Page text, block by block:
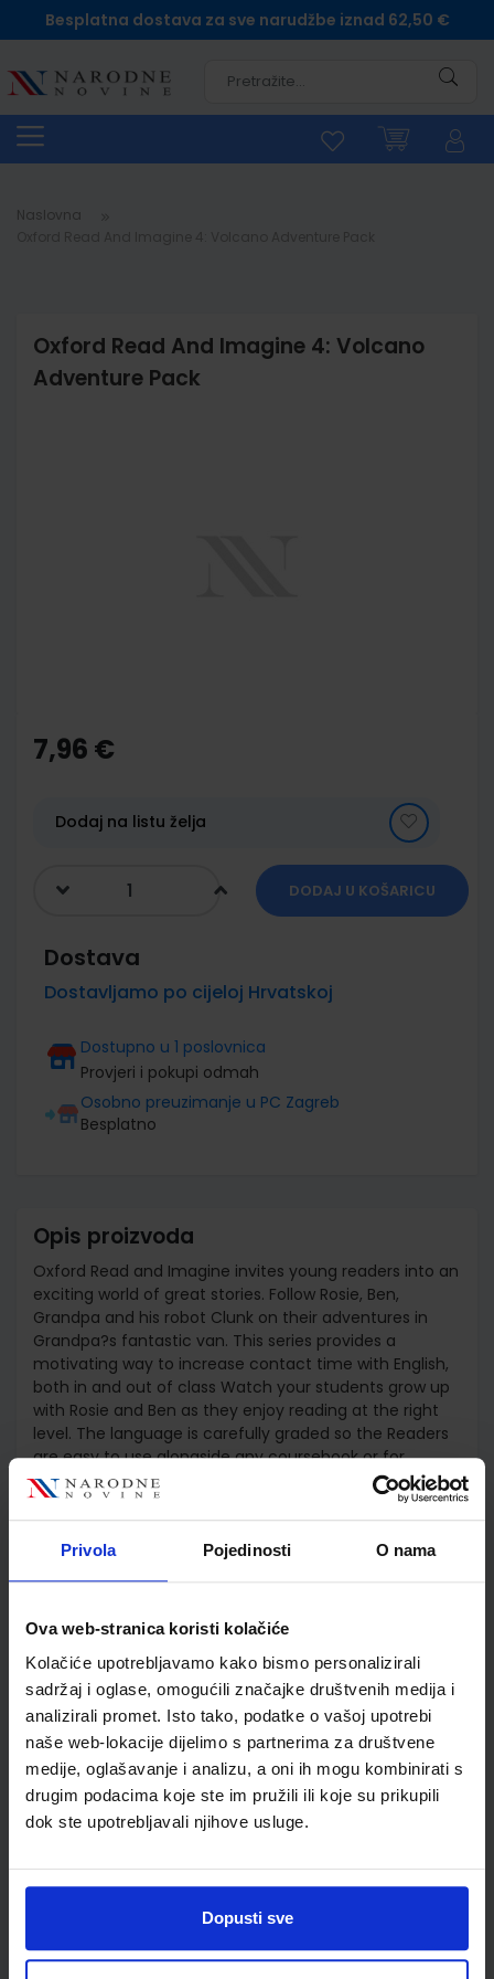
Privola Pojedinosti O nama
Ova web-stranica koristi kolačiće
Kolačiće upotrebljavamo kako bismo personalizirali
sadržaj i oglase, omogućili značajke društvenih medija i
analizirali promet. Isto tako, podatke o vašoj upotrebi
naše web-lokacije dijelimo s partnerima za društvene
medije, oglašavanje i analizu, a oni ih mogu kombinirati s
drugim podacima koje ste im pružili ili koje su prikupili
dok ste upotrebljavali njihove usluge.
Dopusti sve
Besplatna dostava za sve narudžbe iznad 62,50 €
Naslovna
Oxford Read And Imagine 4: Volcano
Adventure Pack
the
beginning
gallery
7,96 €
Dodaj na listu želja
DODAJ U KOŠARICU
Dostava
Dostavljamo po cijeloj Hrvatskoj
Dostupno u 1 poslovnica
Provjeri i pokupi odmah
Osobno preuzimanje u PC Zagreb
Besplatno
Opis proizvoda
Oxford Read and Imagine invites young readers into an
exciting world of great stories. Follow Rosie, Ben,
Grandpa and his robot Clunk on their adventures in
Grandpa?s fantastic van. This series provides a
motivating way to increase contact time with English,
both in and out of class Watch your students grow up
with Rosie and Ben as they enjoy reading at the right
level. The language is carefully graded so the Readers
are easy to use alongside any coursebook or for
reading alone.
Detalji proizvoda
Šifra proizvoda
532159
Newsletter prijava